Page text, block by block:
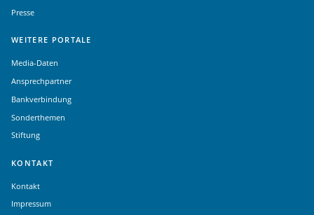
Presse
WEITERE PORTALE
Media-Daten
Ansprechpartner
Bankverbindung
Sonderthemen
Stiftung
KONTAKT
Kontakt
Impressum